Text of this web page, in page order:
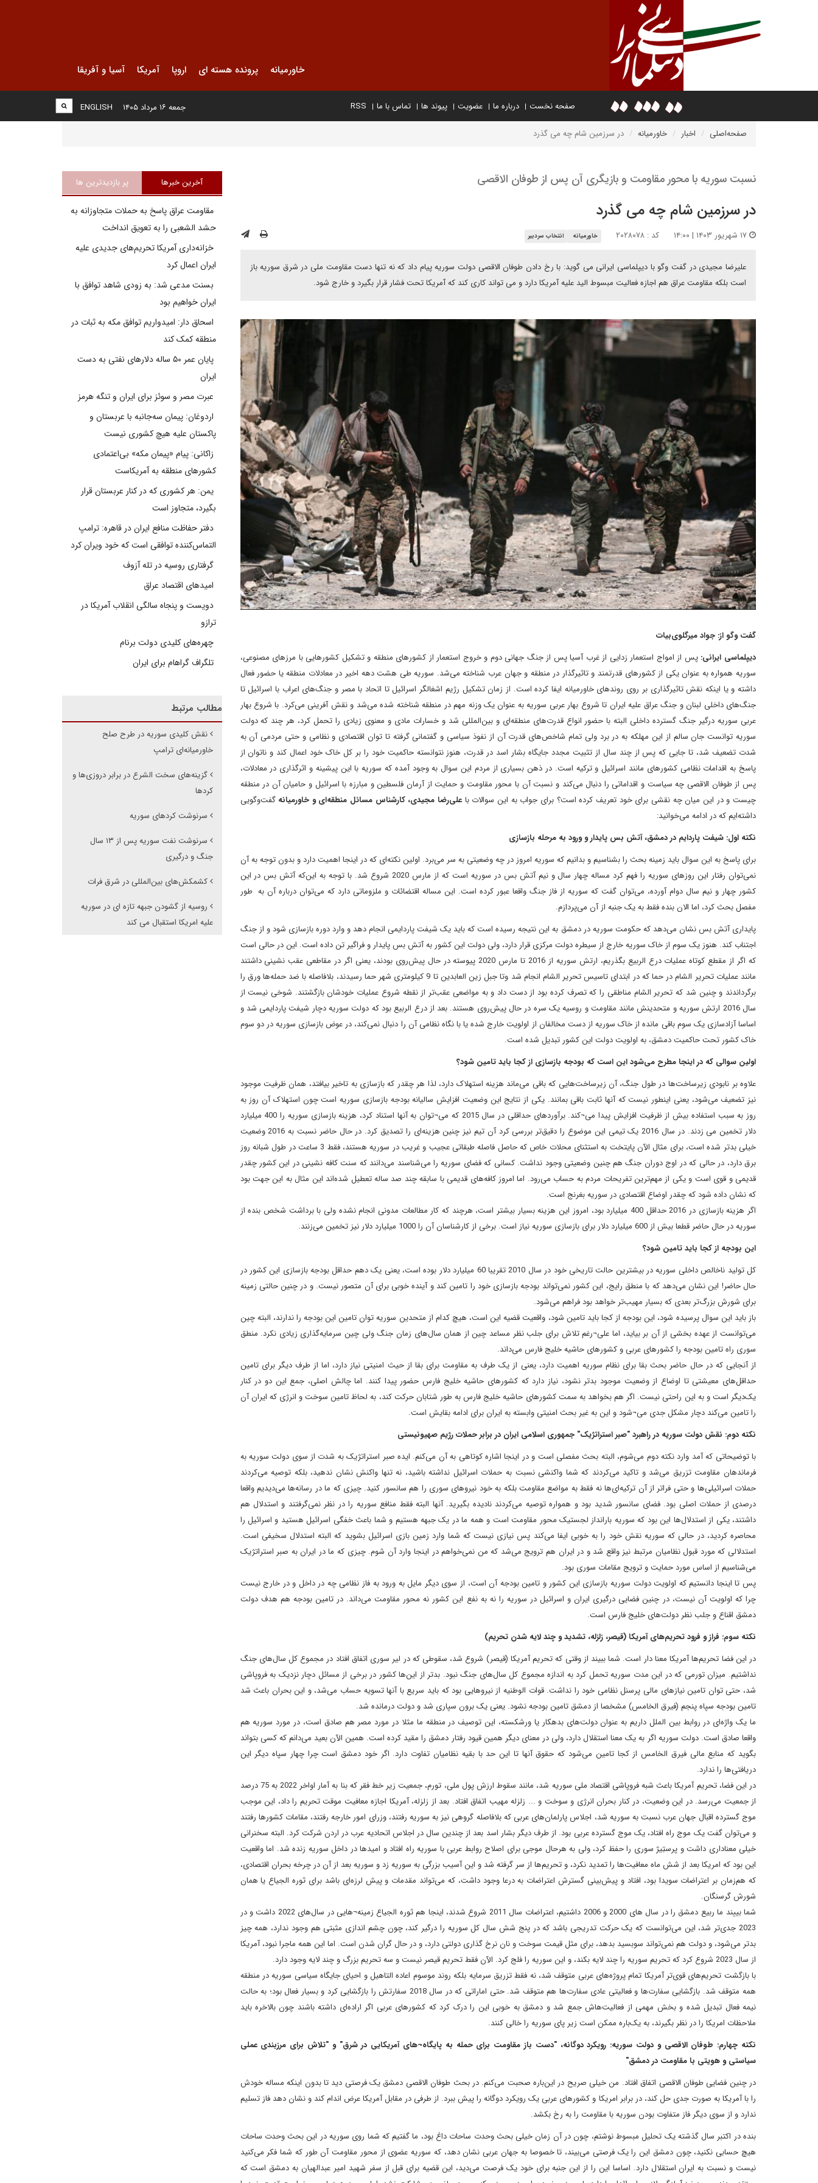
خاورمیانه پرونده هسته ای اروپا آمریکا آسیا و آفریقا
صفحه نخست درباره ما عضویت پیوند ها تماس با ما RSS
ENGLISH جمعه ۱۶ مرداد ۱۴۰۵
صفحه‌اصلی اخبار خاورمیانه در سرزمین شام چه می گذرد
نسبت سوریه با محور مقاومت و بازیگری آن پس از طوفان الاقصی
در سرزمین شام چه می گذرد
کد : ۲۰۲۸۰۷۸ خاورمیانه انتخاب سردبیر
علیرضا مجیدی در گفت وگو با دیپلماسی ایرانی می گوید: با رخ دادن طوفان الاقصی دولت سوریه پیام داد که نه تنها دست مقاومت ملی در شرق سوریه باز
است بلکه مقاومت عراق هم اجازه فعالیت مبسوط الید علیه آمریکا دارد و می تواند کاری کند که آمریکا تحت فشار قرار بگیرد و خارج شود.
گفت وگو از: جواد میرگلوی‌بیات
دیپلماسی ایرانی: پس از امواج استعمار زدایی از غرب آسیا پس از جنگ جهانی دوم و خروج استعمار از کشورهای منطقه و تشکیل کشورهایی با مرزهای مصنوعی،
سوریه همواره به عنوان یکی از کشورهای قدرتمند و تاثیرگذار در منطقه و جهان عرب شناخته می‌شد. سوریه طی هشت دهه اخیر در معادلات منطقه یا حضور فعال
داشته و یا اینکه نقش تاثیرگذاری بر روی روندهای خاورمیانه ایفا کرده است. از زمان تشکیل رژیم اشغالگر اسرائیل تا اتحاد با مصر و جنگ‌های اعراب با اسرائیل تا
جنگ‌های داخلی لبنان و جنگ عراق علیه ایران تا شروع بهار عربی سوریه به عنوان یک وزنه مهم در منطقه شناخته شده می‌شد و نقش آفرینی می‌کرد. با شروع بهار
عربی سوریه درگیر جنگ گسترده داخلی البته با حضور انواع قدرت‌های منطقه‌ای و بین‌المللی شد و خسارات مادی و معنوی زیادی را تحمل کرد، هر چند که دولت
سوریه توانست جان سالم از این مهلکه به در برد ولی تمام شاخص‌های قدرت آن از نفوذ سیاسی و گفتمانی گرفته تا توان اقتصادی و نظامی و حتی مردمی آن به
شدت تضعیف شد، تا جایی که پس از چند سال از تثبیت مجدد جایگاه بشار اسد در قدرت، هنوز نتوانسته حاکمیت خود را بر کل خاک خود اعمال کند و ناتوان از
پاسخ به اقدامات نظامی کشورهای مانند اسرائیل و ترکیه است. در ذهن بسیاری از مردم این سوال به وجود آمده که سوریه با این پیشینه و اثرگذاری در معادلات،
پس از طوفان الاقصی چه سیاست و اقداماتی را دنبال می‌کند و نسبت آن با محور مقاومت و حمایت از آرمان فلسطین و مبارزه با اسرائیل و حامیان آن در منطقه
چیست و در این میان چه نقشی برای خود تعریف کرده است؟ برای جواب به این سوالات با علی‌رضا مجیدی، کارشناس مسائل منطقه‌ای و خاورمیانه گفت‌وگویی
داشته‌ایم که در ادامه می‌خوانید:
نکته اول: شیفت پاردایم در دمشق، آتش بس پایدار و ورود به مرحله بازسازی
برای پاسخ به این سوال باید زمینه بحث را بشناسیم و بدانیم که سوریه امروز در چه وضعیتی به سر می‌برد. اولین نکته‌ای که در اینجا اهمیت دارد و بدون توجه به آن
نمی‌توان رفتار این روزهای سوریه را فهم کرد مساله چهار سال و نیم آتش بس در سوریه است که از مارس 2020 شروع شد. با توجه به این‌که آتش بس در این
کشور چهار و نیم سال دوام آورده، می‌توان گفت که سوریه از فاز جنگ واقعا عبور کرده است. این مساله اقتضائات و ملزوماتی دارد که می‌توان درباره آن به طور
مفصل بحث کرد، اما الان بنده فقط به یک جنبه از آن می‌پردازم.
پایداری آتش بس نشان می‌دهد که حکومت سوریه در دمشق به این نتیجه رسیده است که باید یک شیفت پاردایمی انجام دهد و وارد دوره بازسازی شود و از جنگ
اجتناب کند. هنوز یک سوم از خاک سوریه خارج از سیطره دولت مرکزی قرار دارد، ولی دولت این کشور به آتش بس پایدار و فراگیر تن داده است. این در حالی است
که اگر از مقطع کوتاه عملیات درع الربیع بگذریم، ارتش سوریه از 2016 تا مارس 2020 پیوسته در حال پیش‌روی بودند، یعنی اگر در مقاطعی عقب نشینی داشتند
مانند عملیات تحریر الشام در حما که در ابتدای تاسیس تحریر الشام انجام شد وتا جبل زین العابدین تا 9 کیلومتری شهر حما رسیدند، بلافاصله با ضد حمله‌ها ورق را
برگرداندند و چنین شد که تحریر الشام مناطقی را که تصرف کرده بود از دست داد و به مواضعی عقب‌تر از نقطه شروع عملیات خودشان بازگشتند. شوخی نیست از
سال 2016 ارتش سوریه و متحدینش مانند مقاومت و روسیه یک سره در حال پیش‌روی هستند. بعد از درع الربیع بود که دولت سوریه دچار شیفت پاردایمی شد و
اساسا آزادسازی یک سوم باقی مانده از خاک سوریه از دست مخالفان از اولویت خارج شده یا با نگاه نظامی آن را دنبال نمی‌کند، در عوض بازسازی سوریه در دو سوم
خاک کشور تحت حاکمیت دمشق، به اولویت دولت این کشور تبدیل شده است.
اولین سوالی که در اینجا مطرح می‌شود این است که بودجه بازسازی از کجا باید تامین شود؟
علاوه بر نابودی زیرساخت‌ها در طول جنگ، آن زیرساخت‌هایی که باقی می‌ماند هزینه استهلاک دارد، لذا هر چقدر که بازسازی به تاخیر بیافتد، همان ظرفیت موجود
نیز تضعیف می‌شود، یعنی اینطور نیست که آنها ثابت باقی بمانند. یکی از نتایج این وضعیت افزایش سالیانه بودجه بازسازی سوریه است چون استهلاک آن روز به
روز به سبب استفاده بیش از ظرفیت افزایش پیدا می¬کند. برآوردهای حداقلی در سال 2015 که می¬توان به آنها استناد کرد، هزینه بازسازی سوریه را 400 میلیارد
دلار تخمین می زدند. در سال 2016 یک تیمی این موضوع را دقیق‌تر بررسی کرد آن تیم نیز چنین هزینه‌ای را تصدیق کرد. در حال حاضر نسبت به 2016 وضعیت
خیلی بدتر شده است، برای مثال الآن پایتخت به استثنای محلات خاص که حاصل فاصله طبقاتی عجیب و غریب در سوریه هستند، فقط 3 ساعت در طول شبانه روز
برق دارد، در حالی که در اوج دوران جنگ هم چنین وضعیتی وجود نداشت. کسانی که فضای سوریه را می‌شناسند می‌دانند که سنت کافه نشینی در این کشور چقدر
قدیمی و قوی است و یکی از مهم‌ترین تفریحات مردم به حساب می‌رود. اما امروز کافه‌های قدیمی با سابقه چند صد ساله تعطیل شده‌اند این مثال به این جهت بود
که نشان داده شود که چقدر اوضاع اقتصادی در سوریه بغرنج است.
اگر هزینه بازسازی در 2016 حداقل 400 میلیارد بود، امروز این هزینه بسیار بیشتر است، هرچند که کار مطالعات مدونی انجام نشده ولی با برداشت شخص بنده از
سوریه در حال حاضر قطعا بیش از 600 میلیارد دلار برای بازسازی سوریه نیاز است. برخی از کارشناسان آن را 1000 میلیارد دلار نیز تخمین می‌زنند.
این بودجه از کجا باید تامین شود؟
کل تولید ناخالص داخلی سوریه در بیشترین حالت تاریخی خود در سال 2010 تقریبا 60 میلیارد دلار بوده است، یعنی یک دهم حداقل بودجه بازسازی این کشور در
حال حاضر! این نشان می‌دهد که با منطق رایج، این کشور نمی‌تواند بودجه بازسازی خود را تامین کند و آینده خوبی برای آن متصور نیست. و در چنین حالتی زمینه
برای شورش بزرگ‌تر بعدی که بسیار مهیب‌تر خواهد بود فراهم می‌شود.
باز باید این سوال پرسیده شود، این بودجه از کجا باید تامین شود، واقعیت قضیه این است، هیچ کدام از متحدین سوریه توان تامین این بودجه را ندارند، البته چین
می‌توانست از عهده بخشی از آن بر بیاید، اما علی¬رغم تلاش برای جلب نظر مساعد چین از همان سال‌های زمان جنگ ولی چین سرمایه‌گذاری زیادی نکرد. منطق
سوری راه تامین بودجه را کشورهای عربی و کشورهای حاشیه خلیج فارس می‌داند.
از آنجایی که در حال حاضر بحث بقا برای نظام سوریه اهمیت دارد، یعنی از یک طرف به مقاومت برای بقا از حیث امنیتی نیاز دارد، اما از طرف دیگر برای تامین
حداقل‌های معیشتی تا اوضاع از وضعیت موجود بدتر نشود، نیاز دارد که کشورهای حاشیه خلیج فارس حضور پیدا کنند. اما چالش اصلی، جمع این دو در کنار
یک‌دیگر است و به این راحتی نیست. اگر هم بخواهد به سمت کشورهای حاشیه خلیج فارس به طور شتابان حرکت کند، به لحاظ تامین سوخت و انرژی که ایران آن
را تامین می‌کند دچار مشکل جدی می¬شود و این به غیر بحث امنیتی وابسته به ایران برای ادامه بقایش است.
نکته دوم: نقش دولت سوریه در راهبرد "صبر استراتژیک" جمهوری اسلامی ایران در برابر حملات رژیم صهیونیستی
با توضیحاتی که آمد وارد نکته دوم می‌شوم، البته بحث مفصلی است و در اینجا اشاره کوتاهی به آن می‌کنم. ایده صبر استراتژیک به شدت از سوی دولت سوریه به
فرماندهان مقاومت تزریق می‌شد و تاکید می‌کردند که شما واکنشی نسبت به حملات اسرائیل نداشته باشید، نه تنها واکنش نشان ندهید، بلکه توصیه می‌کردند
حملات اسرائیلی‌ها و حتی فراتر از آن ترکیه‌ای‌ها نه فقط به مواضع مقاومت بلکه به خود نیروهای سوری را هم سانسور کنید. چیزی که ما در رسانه‌ها می‌دیدیم واقعا
درصدی از حملات اصلی بود. فضای سانسور شدید بود و همواره توصیه می‌کردند نادیده بگیرید. آنها البته فقط منافع سوریه را در نظر نمی‌گرفتند و استدلال هم
داشتند، یکی از استدلال‌ها این بود که سوریه بارانداز لجستیک محور مقاومت است و همه ما در یک جبهه هستیم و شما باعث خفگی اسرائیل هستید و اسرائیل را
محاصره کردید، در حالی که سوریه نقش خود را به خوبی ایفا می‌کند پس نیازی نیست که شما وارد زمین بازی اسرائیل بشوید که البته استدلال سخیفی است.
استدلالی که مورد قبول نظامیان مرتبط نیز واقع شد و در ایران هم ترویج می‌شد که من نمی‌خواهم در اینجا وارد آن شوم. چیزی که ما در ایران به صبر استراتژیک
می‌شناسیم از اساس مورد حمایت و ترویج مقامات سوری بود.
پس تا اینجا دانستیم که اولویت دولت سوریه بازسازی این کشور و تامین بودجه آن است، از سوی دیگر مایل به ورود به فاز نظامی چه در داخل و در خارج نیست
چرا که اولویت آن نیست، در چنین فضایی درگیری ایران و اسرائیل در سوریه را نه به نفع این کشور نه محور مقاومت می‌داند. در تامین بودجه هم هدف دولت
دمشق اقناع و جلب نظر دولت‌های خلیج فارس است.
نکته سوم: فراز و فرود تحریم‌های آمریکا (قیصر، زلزله، تشدید و چند لایه شدن تحریم)
در این فضا تحریم‌ها آمریکا معنا دار است. شما ببیند از وقتی که تحریم آمریکا (قیصر) شروع شد، سقوطی که در لیر سوری اتفاق افتاد در مجموع کل سال‌های جنگ
نداشتیم. میزان تورمی که در این مدت سوریه تحمل کرد به اندازه مجموع کل سال‌های جنگ نبود. بدتر از این‌ها کشور در برخی از مسائل دچار نزدیک به فروپاشی
شد، حتی توان تامین نیازهای مالی پرسنل نظامی خود را نداشت. قوات الوطنیه از نیروهایی بود که باید سریع با آنها تسویه حساب می‌شد، و این بحران باعث شد
تامین بودجه سپاه پنجم (فیرق الخامس) مشخصا از دمشق تامین بودجه نشود. یعنی یک برون سپاری شد و دولت درمانده شد.
ما یک واژه‌ای در روابط بین الملل داریم به عنوان دولت‌های بدهکار یا ورشکسته، این توصیف در منطقه ما مثلا در مورد مصر هم صادق است، در مورد سوریه هم
واقعا صادق است. دولت سوریه اگر به یک معنا استقلال دارد، ولی در معنای دیگر همین قیود رفتار دمشق را مقید کرده است. همین الآن بعید می‌دانم که کسی بتواند
بگوید که منابع مالی فیرق الخامس از کجا تامین می‌شود که حقوق آنها تا این حد با بقیه نظامیان تفاوت دارد. اگر خود دمشق است چرا چهار سپاه دیگر این
دریافتی‌ها را ندارد.
در این فضا، تحریم آمریکا باعث شبه فروپاشی اقتصاد ملی سوریه شد، مانند سقوط ارزش پول ملی، تورم، جمعیت زیر خط فقر که بنا به آمار اواخر 2022 به 75 درصد
از جمعیت می‌رسد. در این وضعیت، در کنار بحران انرژی و سوخت و ... زلزله مهیب اتفاق افتاد. بعد از زلزله، آمریکا اجازه معافیت موقت تحریم را داد، این موجب
موج گسترده اقبال جهان عرب نسبت به سوریه شد، اجلاس پارلمان‌های عربی که بلافاصله گروهی نیز به سوریه رفتند، وزرای امور خارجه رفتند، مقامات کشورها رفتند
و می‌توان گفت یک موج راه افتاد، یک موج گسترده عربی بود. از طرف دیگر بشار اسد بعد از چندین سال در اجلاس اتحادیه عرب در اردن شرکت کرد. البته سخنرانی
خیلی معناداری داشت و پرستِیژ سوری را حفظ کرد، ولی به هرحال موجی برای اصلاح روابط عربی با سوریه راه افتاد و امیدها در داخل سوریه زنده شد. اما واقعیت
این بود که امریکا بعد از شش ماه معافیت‌ها را تمدید نکرد، و تحریم‌ها از سر گرفته شد و این آسیب بزرگی به سوریه زد و سوریه بعد از آن در چرخه بحران اقتصادی،
که هم‌زمان بر اعتراضات سویدا بود، افتاد و پیش‌بینی گسترش اعتراضات به درعا وجود داشت، که می‌تواند مقدمات و پیش لرزه‌ای باشد برای ثوره الجیاع یا همان
شورش گرسنگان.
شما بییند ما ربیع دمشق را در سال های 2000 و 2006 داشتیم، اعتراضات سال 2011 شروع شدند، اینجا هم ثوره الجیاع زمینه¬هایی در سال‌های 2022 داشت و در
2023 جدی‌تر شد، این می‌توانست که یک حرکت تدریجی باشد که در پنج شش سال کل سوریه را درگیر کند، چون چشم اندازی مثبتی هم وجود ندارد، همه چیز
بدتر می‌شود، و دولت هم نمی‌تواند سوبسید بدهد، برای مثل قیمت سوخت و نان نرخ گذاری دولتی دارد، و در حال گران شدن است. اما این همه ماجرا نبود، آمریکا
از سال 2023 شروع کرد که تحریم سوریه را چند لایه بکند، و این سوریه را فلج کرد. الآن فقط تحریم قیصر نیست و سه تحریم بزرگ و چند لایه وجود دارد.
با بازگشت تحریم‌های قوی‌تر آمریکا تمام پروژه‌های عربی متوقف شد، نه فقط تزریق سرمایه بلکه روند موسوم اعاده التاهیل و احیای جایگاه سیاسی سوریه در منطقه
همه متوقف شد. بازگشایی سفارت‌ها و فعالیتی عادی سفارت‌ها هم متوقف شد. حتی اماراتی که در سال 2018 سفارتش را بازگشایی کرد و بسیار فعال بود؛ به حالت
نیمه فعال تبدیل شده و بخش مهمی از فعالیت‌هاش جمع شد و دمشق به خوبی این را درک کرد که کشورهای عربی اگر اراده‌ای داشته باشند چون بالاخره باید
ملاحظات امریکا را در نظر بگیرند، به یک‌باره ممکن است زیر پای سوریه را خالی کنند.
نکته چهارم: طوفان الاقصی و دولت سوریه: رویکرد دوگانه، "دست باز مقاومت برای حمله به پایگاه¬های آمریکایی در شرق" و "تلاش برای مرزبندی عملی
سیاستی و هویتی با مقاومت در دمشق"
در چنین فضایی طوفان الاقصی اتفاق افتاد. من خیلی صریح در این‌باره صحبت می‌کنم. در بحث طوفان الاقصی دمشق یک فرصتی دید تا بدون اینکه مساله خودش
را با آمریکا به صورت جدی حل کند، در برابر امریکا و کشورهای عربی یک رویکرد دوگانه را پیش ببرد. از طرفی در مقابل آمریکا عرض اندام کند و نشان دهد فاز تسلیم
ندارد و از سوی دیگر فاز متفاوت بودن سوریه با مقاومت را به رخ بکشد.
بنده در اکتبر سال گذشته یک تحلیل مبسوط نوشتم، چون در آن زمان خیلی بحث وحدت ساحات داغ بود، ما گفتیم که شما روی سوریه در این بحث وحدت ساحات
هیچ حسابی نکنید، چون دمشق این را یک فرصتی می‌بیند، تا خصوصا به جهان عربی نشان دهد، که سوریه عضوی از محور مقاومت آن طور که شما فکر می‌کنید
نیست و نسبت به ایران استقلال دارد. اساسا این را از این جنبه برای خود یک فرصت می‌دید، این قضیه برای قبل از سفر شهید امیر عبدالهیان به دمشق است که
آخرین خبرها پر بازدیدترین ها
مقاومت عراق پاسخ به حملات متجاوزانه به
حشد الشعبی را به تعویق انداخت
خزانه‌داری آمریکا تحریم‌های جدیدی علیه
ایران اعمال کرد
بسنت مدعی شد: به زودی شاهد توافق با
ایران خواهیم بود
اسحاق دار: امیدواریم توافق مکه به ثبات در
منطقه کمک کند
پایان عمر ۵۰ ساله دلارهای نفتی به دست
ایران
عبرت مصر و سوئز برای ایران و تنگه هرمز
اردوغان: پیمان سه‌جانبه با عربستان و
پاکستان علیه هیچ کشوری نیست
زاکانی: پیام «پیمان مکه» بی‌اعتمادی
کشورهای منطقه به آمریکاست
یمن: هر کشوری که در کنار عربستان قرار
بگیرد، متجاوز است
دفتر حفاظت منافع ایران در قاهره: ترامپ
التماس‌کننده توافقی است که خود ویران کرد
گرفتاری روسیه در تله آزوف
امیدهای اقتصاد عراق
دویست و پنجاه سالگی انقلاب آمریکا در
ترازو
چهره‌های کلیدی دولت برنام
تلگراف گراهام برای ایران
مطالب مرتبط
نقش کلیدی سوریه در طرح صلح
خاورمیانه‌ای ترامپ
گزینه‌های سخت الشرع در برابر دروزی‌ها و
کردها
سرنوشت کردهای سوریه
سرنوشت نفت سوریه پس از ۱۳ سال
جنگ و درگیری
کشمکش‌های بین‌المللی در شرق فرات
روسیه از گشودن جبهه تازه ای در سوریه
علیه امریکا استقبال می کند